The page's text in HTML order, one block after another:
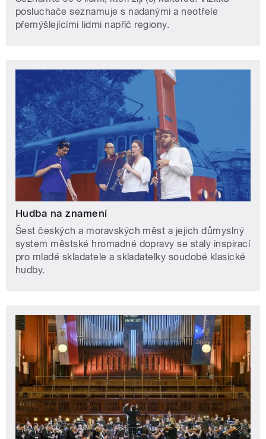
posluchače seznamuje s nadanými a neotřele
přemýšlejícími lidmi napříč regiony.
Hudba na znamení
Šest českých a moravských měst a jejich důmyslný
system městské hromadné dopravy se staly inspirací
pro mladé skladatele a skladatelky soudobé klasické
hudby.